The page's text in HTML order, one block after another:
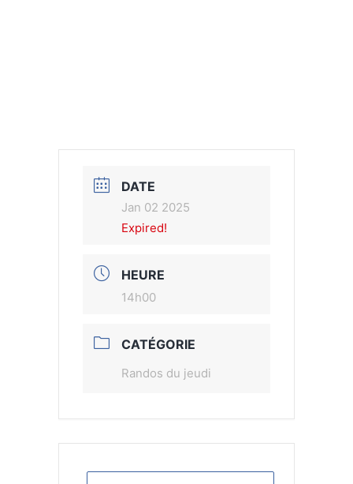
DATE
Jan 02 2025
Expired!
HEURE
14h00
CATÉGORIE
Randos du jeudi